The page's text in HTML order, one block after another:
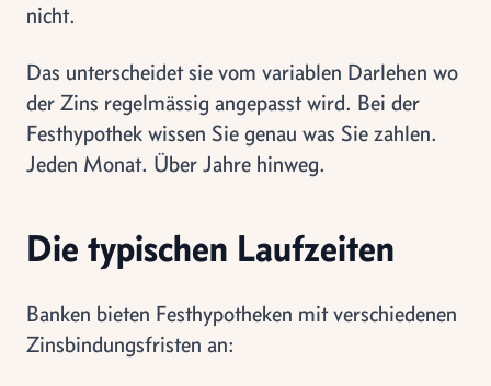
nicht.
Das unterscheidet sie vom variablen Darlehen wo
der Zins regelmässig angepasst wird. Bei der
Festhypothek wissen Sie genau was Sie zahlen.
Jeden Monat. Über Jahre hinweg.
Die typischen Laufzeiten
Banken bieten Festhypotheken mit verschiedenen
Zinsbindungsfristen an: